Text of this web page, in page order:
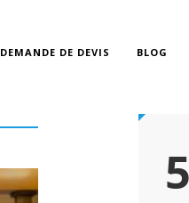
DEMANDE DE DEVIS BLOG